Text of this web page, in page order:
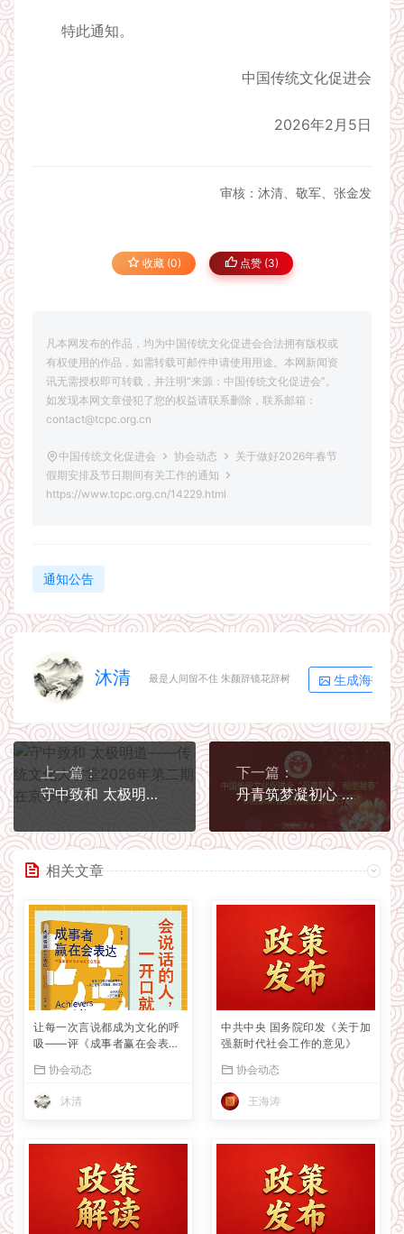
特此通知。
中国传统文化促进会
2026年2月5日
审核：沐清、敬军、张金发
收藏 (0) 点赞 (3)
凡本网发布的作品，均为中国传统文化促进会合法拥有版权或
有权使用的作品，如需转载可邮件申请使用用途。本网新闻资
讯无需授权即可转载，并注明“来源：中国传统文化促进会”。
如发现本网文章侵犯了您的权益请联系删除，联系邮箱：
contact@tcpc.org.cn
中国传统文化促进会 协会动态
关于做好2026年春节
假期安排及节日期间有关工作的通知
https://www.tcpc.org.cn/14229.html
通知公告
沐清 最是人间留不住 朱颜辞镜花辞树 生成海报
上一篇：
守中致和 太极明道——传统文化大讲堂2026年第二期在京举办
下一篇：
丹青筑梦凝初心 翰墨凝春践使命——中国传统文化促进会举办2026年新春主题党日活动
相关文章
让每一次言说都成为文化的呼
吸——评《成事者赢在会表
协会动态
沐清
中共中央 国务院印发《关于加
强新时代社会工作的意见》
协会动态
王海涛